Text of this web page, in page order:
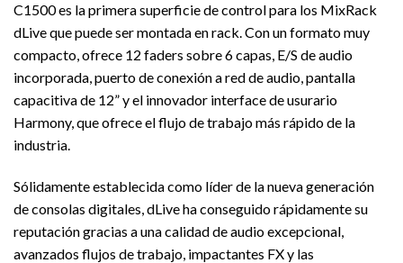
C1500 es la primera superficie de control para los MixRack
dLive que puede ser montada en rack. Con un formato muy
compacto, ofrece 12 faders sobre 6 capas, E/S de audio
incorporada, puerto de conexión a red de audio, pantalla
capacitiva de 12” y el innovador interface de usurario
Harmony, que ofrece el flujo de trabajo más rápido de la
industria.
Sólidamente establecida como líder de la nueva generación
de consolas digitales, dLive ha conseguido rápidamente su
reputación gracias a una calidad de audio excepcional,
avanzados flujos de trabajo, impactantes FX y las